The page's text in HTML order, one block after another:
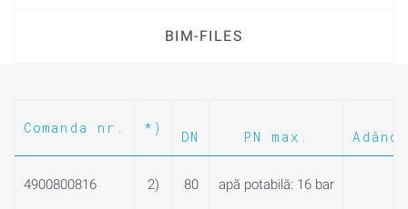
BIM-FILES
Comanda nr. *)
DN PN max.
4900800816 2) 80 apă potabilă: 16 bar